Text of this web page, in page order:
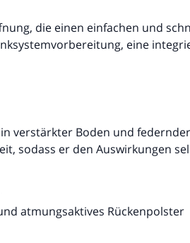
die einen einfachen und
eine
verstärkter Boden und
sodass er den Auswirkungen
atmungsaktives Rückenpolster